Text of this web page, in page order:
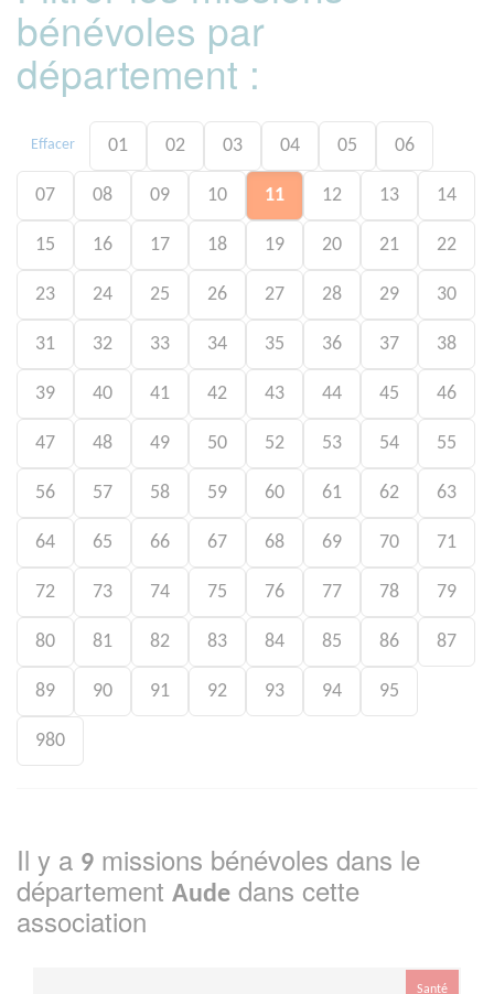
bénévoles par
département :
Effacer 01 02 03 04 05 06
07 08 09 10 11 12 13 14
15 16 17 18 19 20 21 22
23 24 25 26 27 28 29 30
31 32 33 34 35 36 37 38
39 40 41 42 43 44 45 46
47 48 49 50 52 53 54 55
56 57 58 59 60 61 62 63
64 65 66 67 68 69 70 71
72 73 74 75 76 77 78 79
80 81 82 83 84 85 86 87
89 90 91 92 93 94 95
980
Il y a 9 missions bénévoles dans le
département Aude dans cette
association
Santé